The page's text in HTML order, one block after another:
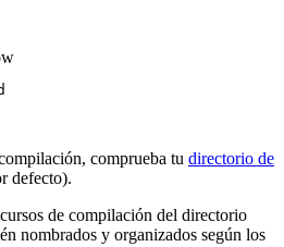
comprueba tu directorio de
defecto).
de compilación del directorio
nombrados y organizados según los